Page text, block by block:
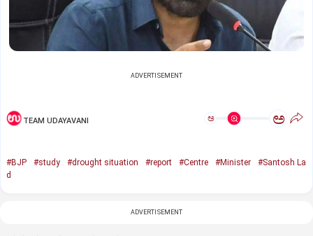
ADVERTISEMENT
TEAM UDAYAVANI ಅ ಅ
#BJP #study #drought situation #report #Centre #Minister
#Santosh La
d
ADVERTISEMENT